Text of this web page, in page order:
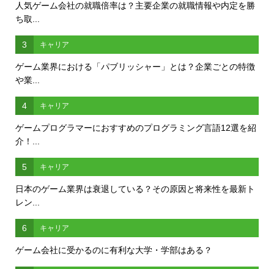
人気ゲーム会社の就職倍率は？主要企業の就職情報や内定を勝
ち取...
3 キャリア
ゲーム業界における「パブリッシャー」とは？企業ごとの特徴
や業...
4 キャリア
ゲームプログラマーにおすすめのプログラミング言語12選を紹
介！...
5 キャリア
日本のゲーム業界は衰退している？その原因と将来性を最新ト
レン...
6 キャリア
ゲーム会社に受かるのに有利な大学・学部はある？